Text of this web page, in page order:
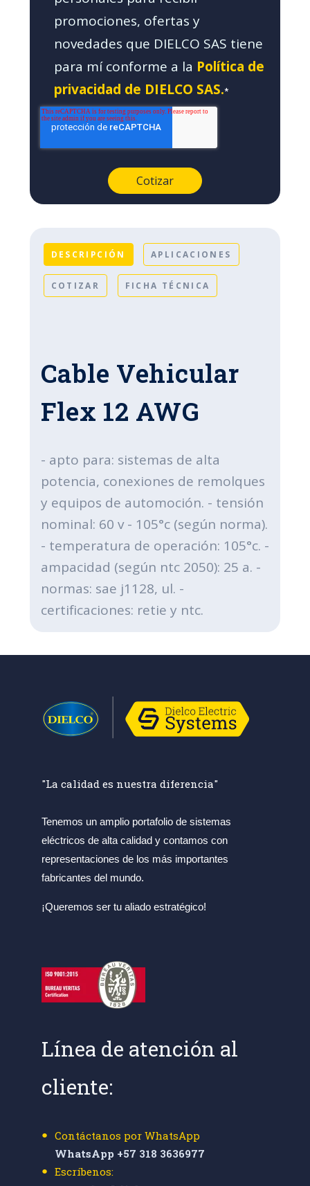
promociones, ofertas y
novedades que DIELCO SAS tiene
para mí conforme a la Política de
privacidad de DIELCO SAS.*
DESCRIPCIÓN APLICACIONES
COTIZAR FICHA TÉCNICA
Cable Vehicular
Flex 12 AWG
- apto para: sistemas de alta
potencia, conexiones de remolques
y equipos de automoción. - tensión
nominal: 60 v - 105°c (según norma).
- temperatura de operación: 105°c. -
ampacidad (según ntc 2050): 25 a. -
normas: sae j1128, ul. -
certificaciones: retie y ntc.
"La calidad es nuestra diferencia"
Tenemos un amplio portafolio de sistemas
eléctricos de alta calidad y contamos con
representaciones de los más importantes
fabricantes del mundo.
¡Queremos ser tu aliado estratégico!
Línea de atención al
cliente:
Contáctanos por WhatsApp
WhatsApp +57 318 3636977
Escríbenos: